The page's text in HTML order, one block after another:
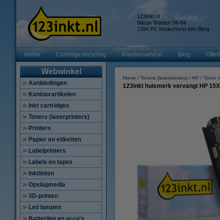
123inkt.nl
Nieuw Walden 56-64
1394 PC Nederhorst den Berg
Home Cartridge recycling Klantenservice Blog
Webwinkel
Aanbiedingen
Kantoorartikelen
Inkt cartridges
Toners (laserprinters)
Printers
Papier en etiketten
Labelprinters
Labels en tapes
Inktlinten
Opslagmedia
3D-printen
Led lampen
Batterijen en accu's
Home Toners (laserprinters) HP Toner
123inkt huismerk vervangt HP